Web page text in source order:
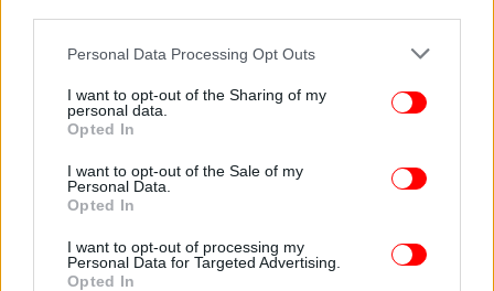
Please note that this website/app uses one or more Google
not limited to your visit or usage behaviour. You may click to
grant or deny consent to Google and its third-party tags to
use your data for below specified purposes in below Google
consent section.
Personal Data Processing Opt Outs
I want to opt-out of the Sharing of my
personal data.
Opted In
I want to opt-out of the Sale of my
Personal Data.
Opted In
I want to opt-out of processing my
Personal Data for Targeted Advertising.
Opted In
Το «ξεκλείδωμα θα έχει και συνέχεια στο αμέσως
επόμενο διάστημα, καθώς θα ξεκινήσουν και πάλι
ανοιχτοί πολιτιστικοί χώροι. Αναλυτικά ανοίγουν:
Στις 17 Μαΐου οι βρεφονηπιακοί σταθμοί
Στις 21 Μαΐου οι θερινοί κινηματογράφοι
Στις 28 Μαΐου οι ανοιχτοί πολιτιστικοί χώροι
Επίσης από τον Ιούνιο θα μπορούν να γίνονται